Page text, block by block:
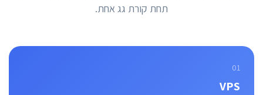
תחת קורת גג אחת.
01
VPS